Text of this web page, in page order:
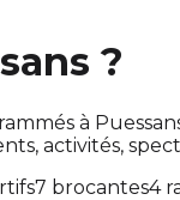
?
à
activités,
7 brocantes4